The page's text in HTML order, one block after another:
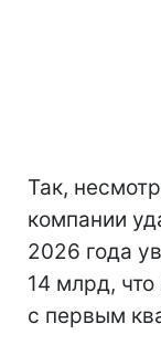
Так,
компании
2026 года
14 млрд,
с первым